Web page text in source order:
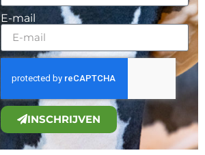
E-mail
INSCHRIJVEN